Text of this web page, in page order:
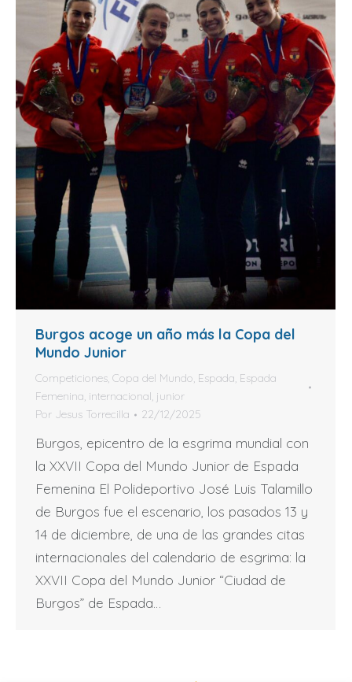
Burgos acoge un año más la Copa del
Mundo Junior
Competiciones, Copa del Mundo, Espada, Espada
Femenina, internacional, junior
Por Jesus Torrecilla 22/12/2025
Burgos, epicentro de la esgrima mundial con
la XXVII Copa del Mundo Junior de Espada
Femenina El Polideportivo José Luis Talamillo
de Burgos fue el escenario, los pasados 13 y
14 de diciembre, de una de las grandes citas
internacionales del calendario de esgrima: la
XXVII Copa del Mundo Junior “Ciudad de
Burgos” de Espada…